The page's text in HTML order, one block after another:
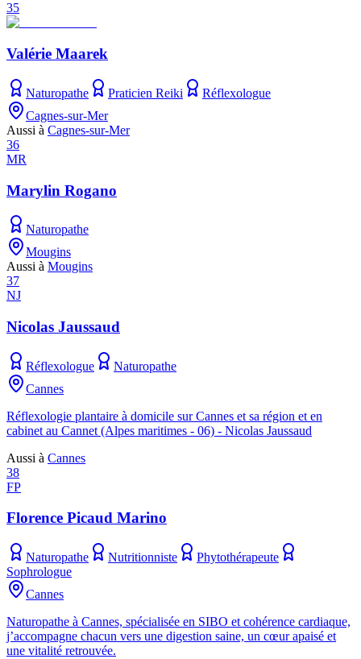
35
Valérie Maarek
Naturopathe Praticien Reiki
Réflexologue
Cagnes-sur-Mer
Aussi à Cagnes-sur-Mer
36
MR
Marylin Rogano
Naturopathe
Mougins
Aussi à Mougins
37
NJ
Nicolas Jaussaud
Réflexologue
Naturopathe
Cannes
Réflexologie plantaire à domicile sur Cannes et sa région et en
cabinet au Cannet (Alpes maritimes - 06) - Nicolas Jaussaud
Aussi à Cannes
38
FP
Florence Picaud Marino
Naturopathe Nutritionniste
Phytothérapeute
Sophrologue
Cannes
Naturopathe à Cannes, spécialisée en SIBO et cohérence cardiaque,
j’accompagne chacun vers une digestion saine, un cœur apaisé et
une vitalité retrouvée.